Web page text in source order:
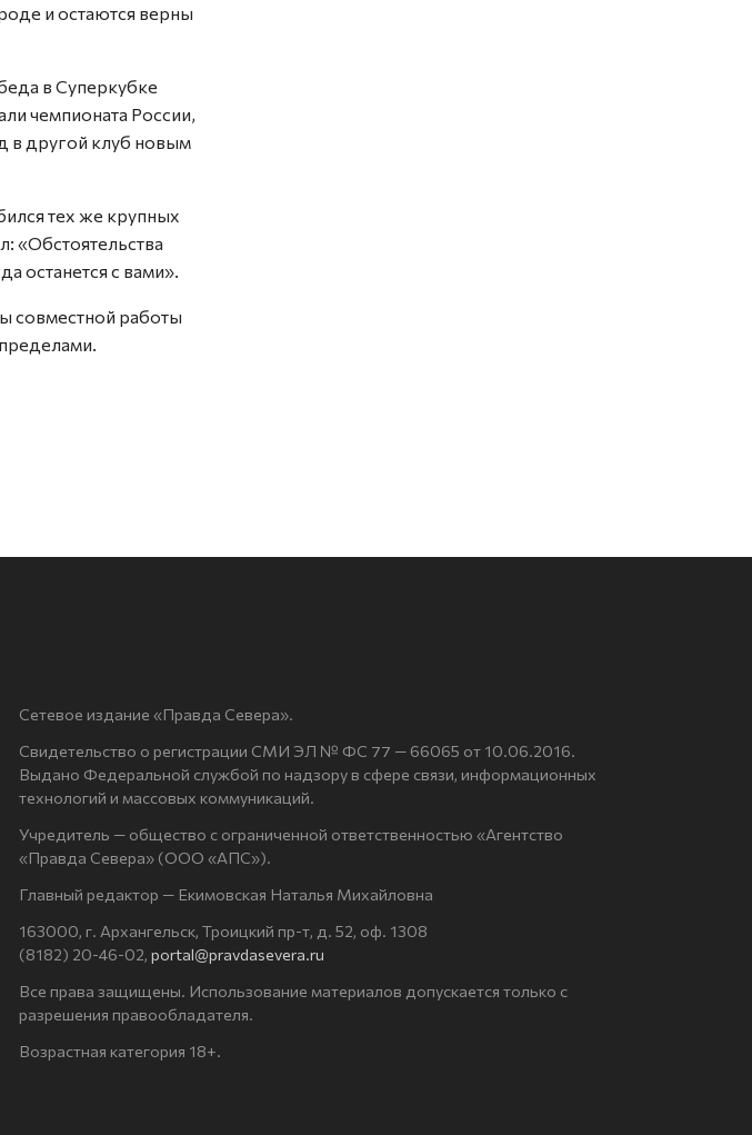
и остаются верны
в Суперкубке
чемпионата России,
в другой клуб новым
тех же крупных
«Обстоятельства
останется с вами».
совместной работы
Сетевое издание «Правда Севера».
Свидетельство о регистрации СМИ ЭЛ № ФС 77 — 66065 от 10.06.2016.
Выдано Федеральной службой по надзору в сфере связи, информационных
технологий и массовых коммуникаций.
Учредитель — общество с ограниченной ответственностью «Агентство
«Правда Севера» (ООО «АПС»).
Главный редактор — Екимовская Наталья Михайловна
163000, г. Архангельск, Троицкий пр-т, д. 52, оф. 1308
(8182) 20-46-02, portal@pravdasevera.ru
Все права защищены. Использование материалов допускается только с
разрешения правообладателя.
Возрастная категория 18+.